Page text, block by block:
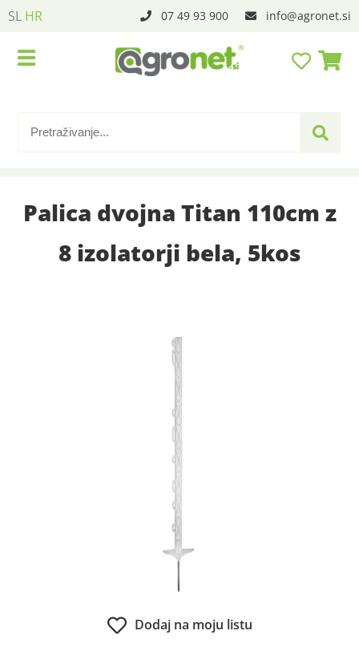
SL HR 07 49 93 900 info agronet.si
Palica dvojna Titan 110cm z
8 izolatorji bela, 5kos
Dodaj na moju listu